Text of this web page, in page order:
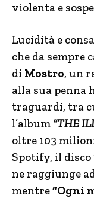
violenta e
Lucidità e
che da sempre
di Mostro, un
alla sua penna
traguardi, tra
l’album “THE
oltre 103
Spotify, il disco
ne raggiunge
mentre“Ogni